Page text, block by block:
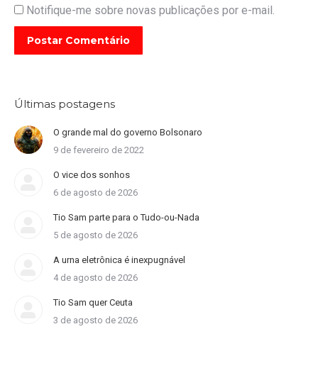
Notifique-me sobre novas publicações por e-mail.
Postar Comentário
Últimas postagens
O grande mal do governo Bolsonaro
9 de fevereiro de 2022
O vice dos sonhos
6 de agosto de 2026
Tio Sam parte para o Tudo-ou-Nada
5 de agosto de 2026
A urna eletrônica é inexpugnável
4 de agosto de 2026
Tio Sam quer Ceuta
3 de agosto de 2026